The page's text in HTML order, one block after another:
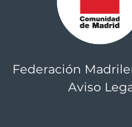
Federación
Aviso